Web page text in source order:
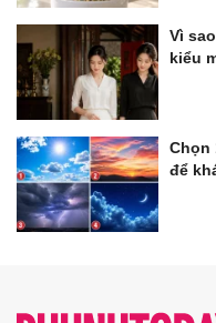
Vì
kiểu
Chọn
để